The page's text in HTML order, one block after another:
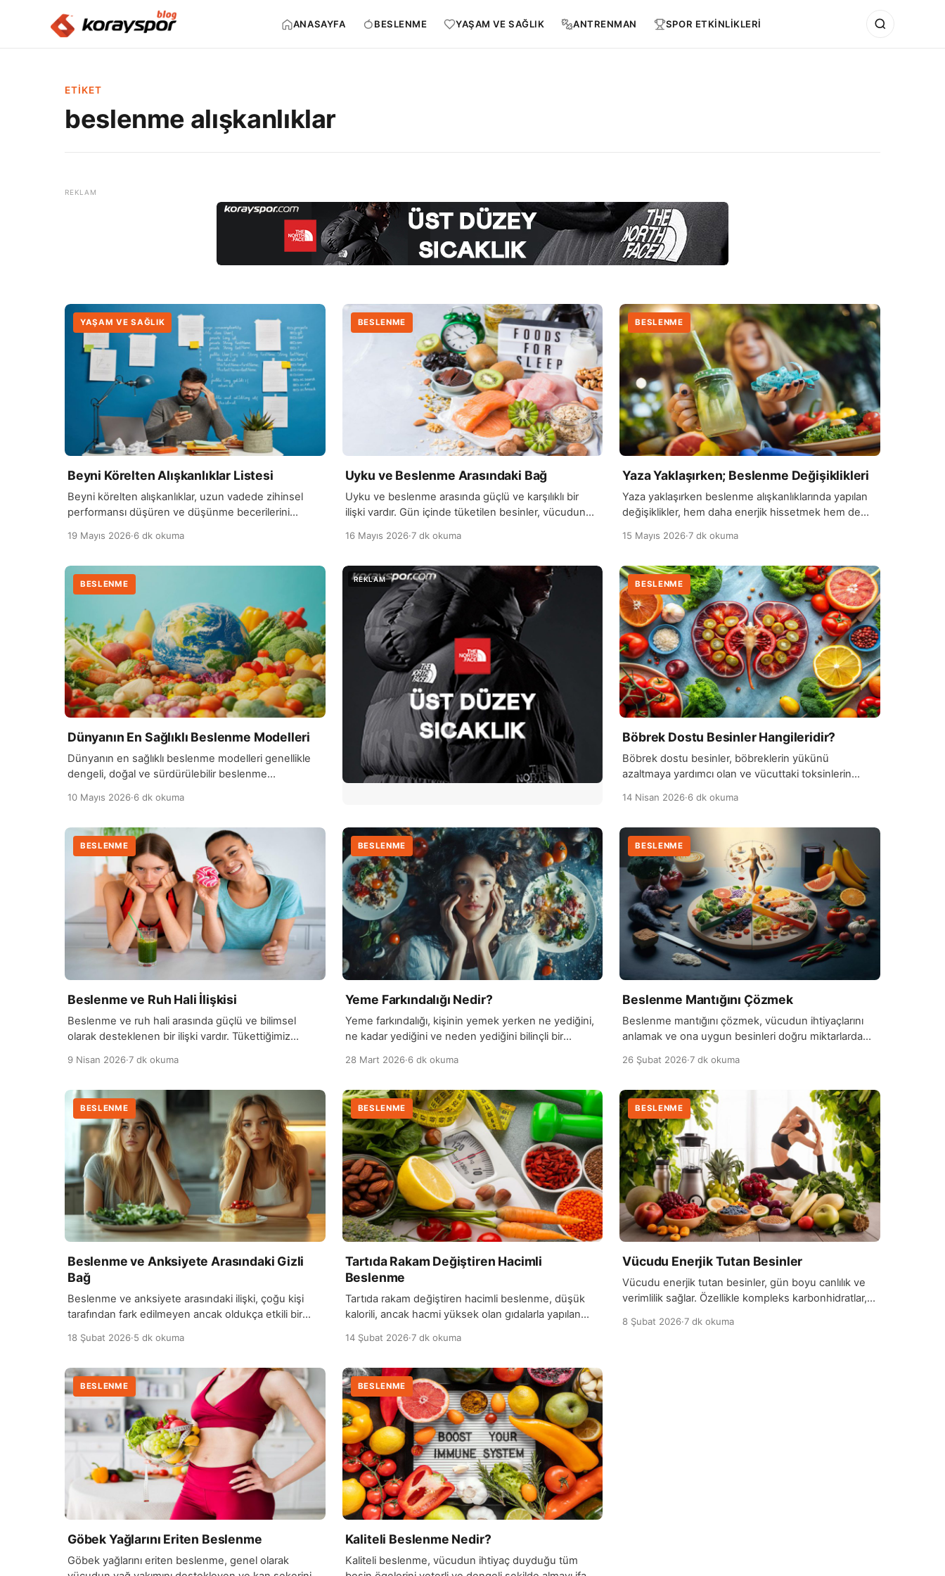
ANASAYFA BESLENME YAŞAM VE SAĞLIK ANTRENMAN SPOR ETKİNLİKLERİ
ETIKET
beslenme alışkanlıklar
YAŞAM VE SAĞLIK
Beyni Körelten Alışkanlıklar Listesi
Beyni körelten alışkanlıklar, uzun vadede zihinsel
performansı düşüren ve düşünme becerilerini
kalmak, yeni şeyler öğrenmemek ve zihni aktif
merak duygusunun azalması ve öğrenmeye kapalı
bir yaşam tarzı, beynin esnekliğini zamanla azaltabilir.
Aşırı ekran kullanımı ve pasif içerik tüketimi de beyin
üzerinde olumsuz etki […]
19 Mayıs 2026·6 dk okuma
BESLENME
Uyku ve Beslenme Arasındaki Bağ
Uyku ve beslenme arasında güçlü ve karşılıklı bir
ilişki vardır. Gün içinde tüketilen besinler, vücudun
uyku kalitesini doğrudan şekillendirir. Özellikle ağır,
geçişi zorlaştırabilirken, dengeli ve düzenli beslenme
daha rahat bir uyku sürecini destekleyebilir.
Beslenme düzeni aynı zamanda vücudun biyolojik
ritmini de etkiler. […]
16 Mayıs 2026·7 dk okuma
BESLENME
Yaza Yaklaşırken; Beslenme Değişiklikleri
Yaza yaklaşırken beslenme alışkanlıklarında yapılan
değişiklikler, hem daha enerjik hissetmek hem de
kazanır. Bu dönemde genellikle ağır, yağlı ve
meyvelere daha fazla yer verilir. Su tüketiminin
artırılması da vücudun daha dengeli çalışmasına ve
gün içinde daha dinç hissedilmesine yardımcı olabilir.
[…]
15 Mayıs 2026·7 dk okuma
BESLENME
Dünyanın En Sağlıklı Beslenme Modelleri
Dünyanın en sağlıklı beslenme modelleri genellikle
dengeli, doğal ve sürdürülebilir beslenme
bilinenlerden biri Akdeniz beslenme modelidir.
ağırlıklı bu yaklaşım, kalp sağlığını desteklemesiyle
öne çıkar. Bir diğer sağlıklı beslenme modeli ise
Japon beslenme tarzıdır. Bu modelde taze balık,
pirinç, sebzeler ve fermente […]
10 Mayıs 2026·6 dk okuma
BESLENME
Böbrek Dostu Besinler Hangileridir?
Böbrek dostu besinler, böbreklerin yükünü
azaltmaya yardımcı olan ve vücuttaki toksinlerin
dengeli bir yapıya sahiptir. Özellikle elma, kırmızı
üzüm, yaban mersini ve armut gibi meyveler böbrek
sağlığını destekleyen önemli seçenekler arasında
yer alır. Sebzeler arasında ise […]
14 Nisan 2026·6 dk okuma
BESLENME
Beslenme ve Ruh Hali İlişkisi
Beslenme ve ruh hali arasında güçlü ve bilimsel
olarak desteklenen bir ilişki vardır. Tükettiğimiz
etkileyerek duygusal durumumuzu belirleyebilir.
zengin bir beslenme düzeni; mutluluk, enerji ve
odaklanma üzerinde olumlu etkiler yaratır. Buna
karşılık, düzensiz ve dengesiz beslenme
alışkanlıkları yorgunluk, sinirlilik ve motivasyon
eksikliği gibi […]
9 Nisan 2026·7 dk okuma
BESLENME
Yeme Farkındalığı Nedir?
Yeme farkındalığı, kişinin yemek yerken ne yediğini,
ne kadar yediğini ve neden yediğini bilinçli bir
otomatik ve kontrolsüz yeme alışkanlıklarının önüne
geliştirmeyi amaçlar. Yeme farkındalığı, kişinin açlık
ve tokluk sinyallerini daha iyi anlamasını sağlar. Bu
yaklaşımda kişi, yeme sırasında dikkatini yemeğe
verir ve […]
28 Mart 2026·6 dk okuma
BESLENME
Beslenme Mantığını Çözmek
Beslenme mantığını çözmek, vücudun ihtiyaçlarını
anlamak ve ona uygun besinleri doğru miktarlarda
vitamin, mineral ve su gibi temel öğelere ihtiyaç
göre planlamak, sağlıklı bir yaşam için ilk adımdır.
Beslenme mantığını anlamak, aynı zamanda
besinlerin vücutta nasıl işlendiğini bilmeyi de
gerektirir. Karbonhidratlar enerji […]
26 Şubat 2026·7 dk okuma
BESLENME
Beslenme ve Anksiyete Arasındaki Gizli
Bağ
Beslenme ve anksiyete arasındaki ilişki, çoğu kişi
tarafından fark edilmeyen ancak oldukça etkili bir
dengesini doğrudan etkileyebilir. Özellikle kan şekeri
sisteminin dengesini bozarak anksiyete belirtilerini
artırabilir. Düşük kan şekeri, beyin için gerekli
enerjinin azalmasına yol açar ve bunun sonucunda
huzursuzluk, gerginlik ve […]
18 Şubat 2026·5 dk okuma
BESLENME
Tartıda Rakam Değiştiren Hacimli
Beslenme
Tartıda rakam değiştiren hacimli beslenme, düşük
kalorili, ancak hacmi yüksek olan gıdalarla yapılan
genellikle sebzeler, meyveler, tam tahıllar ve
vücuda fazla kalori yüklemeden tok hissetmenize
yardımcı olur. Hacimli besinlerin yüksek su içeriği ve
lif oranı sayesinde mide daha uzun süre dolu kalır,
[…]
14 Şubat 2026·7 dk okuma
BESLENME
Vücudu Enerjik Tutan Besinler
Vücudu enerjik tutan besinler, gün boyu canlılık ve
verimlilik sağlar. Özellikle kompleks karbonhidratlar,
Yulaf, kahverengi pirinç, tam buğday ekmeği gibi
8 Şubat 2026·7 dk okuma
BESLENME
Göbek Yağlarını Eriten Beslenme
Göbek yağlarını eriten beslenme, genel olarak
BESLENME
Kaliteli Beslenme Nedir?
Kaliteli beslenme, vücudun ihtiyaç duyduğu tüm